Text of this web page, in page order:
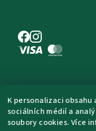
K personalizaci
sociálních médií a
soubory cookies. Více
práva
Vytvoril